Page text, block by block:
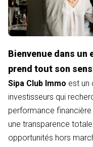
Bienvenue dans un
prend tout son
Sipa Club Immo est un
investisseurs qui
performance
une transparence
opportunités hors